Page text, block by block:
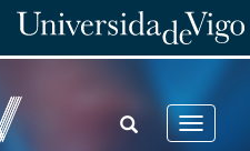
Toggle
TOGGLE
SEARCH